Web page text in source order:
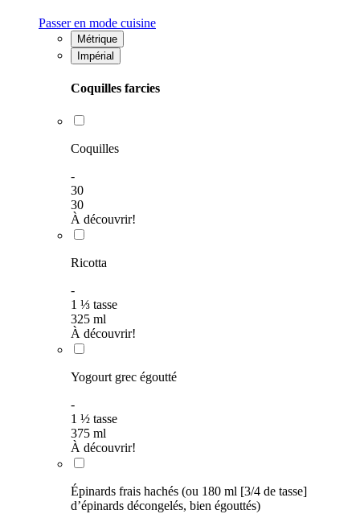
Passer en mode cuisine
Métrique
Impérial
Coquilles farcies
Coquilles
-
30
30
À découvrir!
Ricotta
-
1 ⅓ tasse
325 ml
À découvrir!
Yogourt grec égoutté
-
1 ½ tasse
375 ml
À découvrir!
Épinards frais hachés (ou 180 ml [3/4 de tasse]
d’épinards décongelés, bien égouttés)